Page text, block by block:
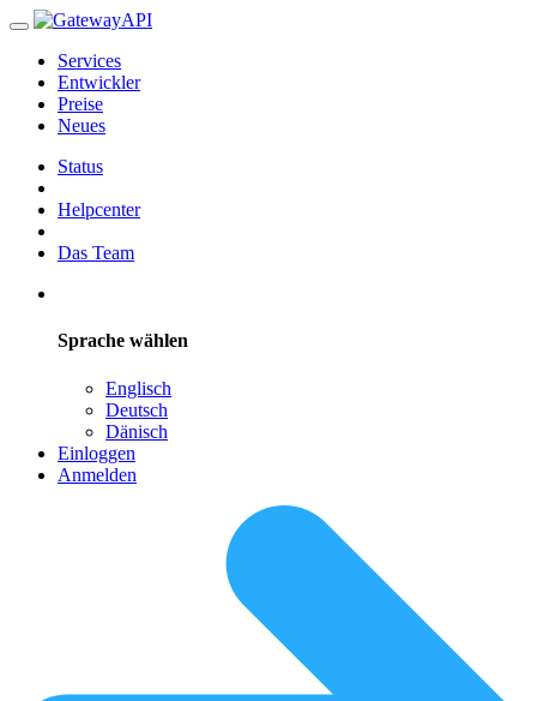
Services
Entwickler
Preise
Neues
Status
Helpcenter
Das Team
Sprache wählen
Englisch
Deutsch
Dänisch
Einloggen
Anmelden